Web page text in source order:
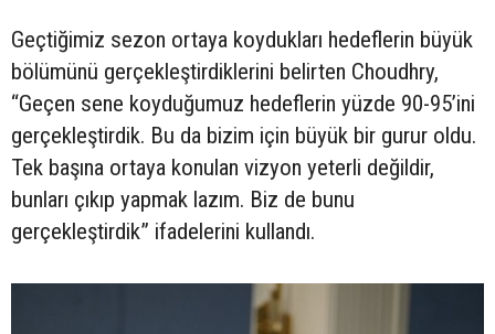
Geçtiğimiz sezon ortaya koydukları hedeflerin büyük
bölümünü gerçekleştirdiklerini belirten Choudhry,
“Geçen sene koyduğumuz hedeflerin yüzde 90-95’ini
gerçekleştirdik. Bu da bizim için büyük bir gurur oldu.
Tek başına ortaya konulan vizyon yeterli değildir,
bunları çıkıp yapmak lazım. Biz de bunu
gerçekleştirdik” ifadelerini kullandı.